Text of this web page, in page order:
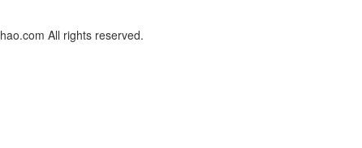
All rights reserved.